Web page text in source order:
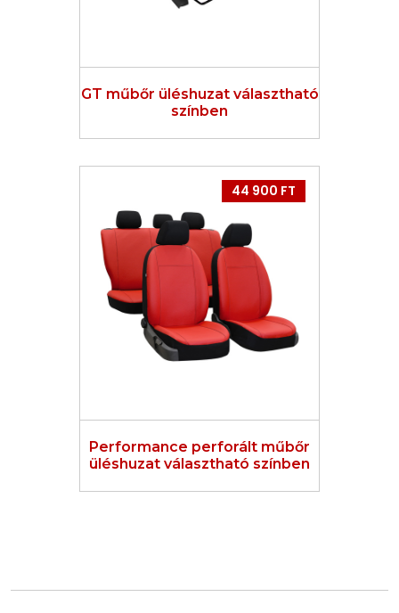
GT műbőr üléshuzat választható
színben
44 900 FT
Performance perforált műbőr
üléshuzat választható színben